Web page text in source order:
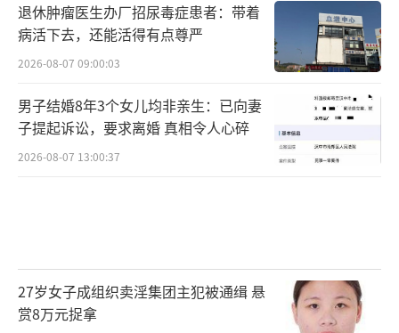
退休肿瘤医生办厂招尿毒症患者：带着
病活下去，还能活得有点尊严
2026-08-07 09:00:03
男子结婚8年3个女儿均非亲生：已向妻
子提起诉讼，要求离婚 真相令人心碎
2026-08-07 13:00:37
27岁女子成组织卖淫集团主犯被通缉 悬
赏8万元捉拿